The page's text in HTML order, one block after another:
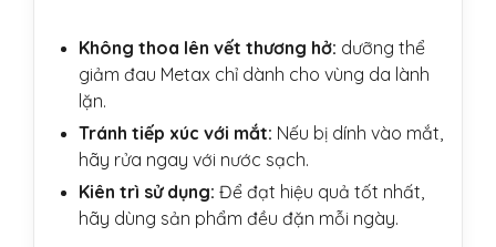
Không thoa lên vết thương hở: dưỡng thể
giảm đau Metax chỉ dành cho vùng da lành
lặn.
Tránh tiếp xúc với mắt: Nếu bị dính vào mắt,
hãy rửa ngay với nước sạch.
Kiên trì sử dụng: Để đạt hiệu quả tốt nhất,
hãy dùng sản phẩm đều đặn mỗi ngày.